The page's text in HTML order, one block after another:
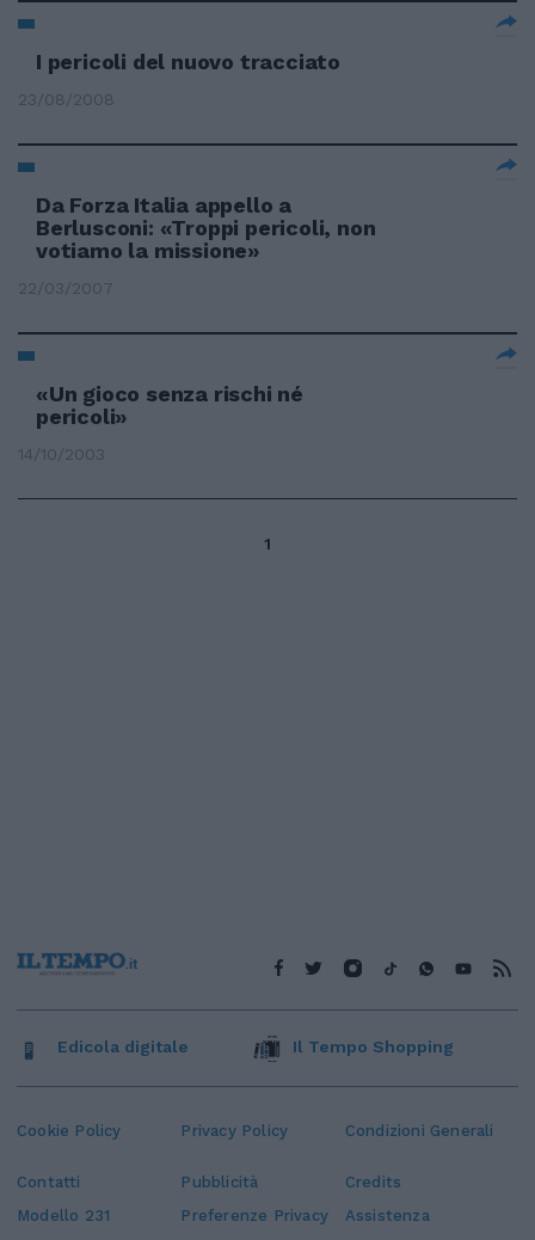
I pericoli del nuovo tracciato
23/08/2008
Da Forza Italia appello a
Berlusconi: «Troppi pericoli, non
votiamo la missione»
22/03/2007
«Un gioco senza rischi né
pericoli»
14/10/2003
1
Cookie Policy Privacy Policy Condizioni Generali
Contatti Pubblicità
Credits
Modello 231
Preferenze Privacy Assistenza
Edicola digitale Il Tempo Shopping